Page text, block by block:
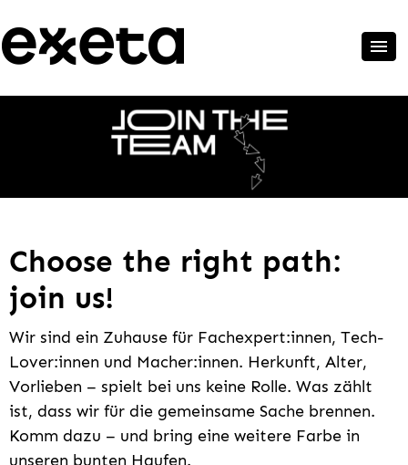
Choose the right path:
join us!
Wir sind ein Zuhause für Fachexpert:innen, Tech-
Lover:innen und Macher:innen. Herkunft, Alter,
Vorlieben – spielt bei uns keine Rolle. Was zählt
ist, dass wir für die gemeinsame Sache brennen.
Komm dazu – und bring eine weitere Farbe in
unseren bunten Haufen.